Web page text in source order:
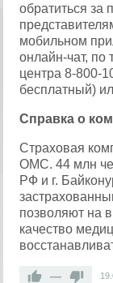
обратиться
мобильном
онлайн-чат, по
центра 8-800-
бесплатный)
Справка о
Страховая
ОМС. 44 млн
РФ и г.
позволяют на
качество
—